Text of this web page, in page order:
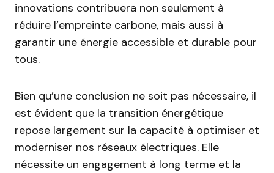
innovations contribuera non seulement à
réduire l’empreinte carbone, mais aussi à
garantir une énergie accessible et durable pour
tous.
Bien qu’une conclusion ne soit pas nécessaire, il
est évident que la transition énergétique
repose largement sur la capacité à optimiser et
moderniser nos réseaux électriques. Elle
nécessite un engagement à long terme et la